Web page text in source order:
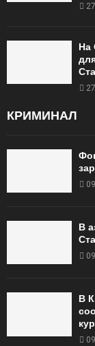
На
КРИМИНАЛ
В
В